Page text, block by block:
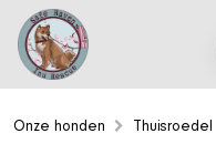
Onze honden Thuisroedel